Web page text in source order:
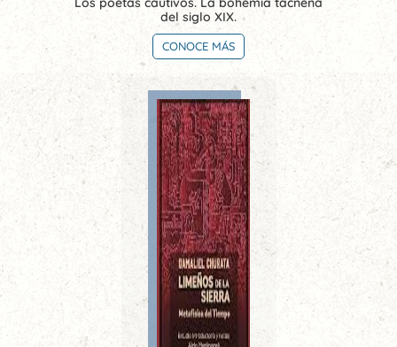
del siglo XIX.
CONOCE MÁS